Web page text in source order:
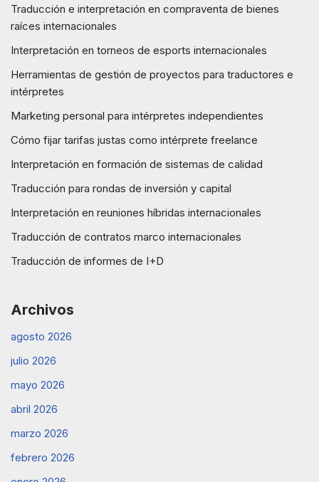
Traducción e interpretación en compraventa de bienes
raíces internacionales
Interpretación en torneos de esports internacionales
Herramientas de gestión de proyectos para traductores e
intérpretes
Marketing personal para intérpretes independientes
Cómo fijar tarifas justas como intérprete freelance
Interpretación en formación de sistemas de calidad
Traducción para rondas de inversión y capital
Interpretación en reuniones híbridas internacionales
Traducción de contratos marco internacionales
Traducción de informes de I+D
Archivos
agosto 2026
julio 2026
mayo 2026
abril 2026
marzo 2026
febrero 2026